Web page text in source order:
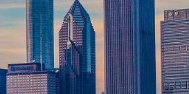
OKMETIC&湿法工艺设备
OKMETIC硅片产品
应用领域
化学机械抛光机
CMP 后清洗机
Pre-RF Pulsed IV测量彻底改变晶体管紧凑建模